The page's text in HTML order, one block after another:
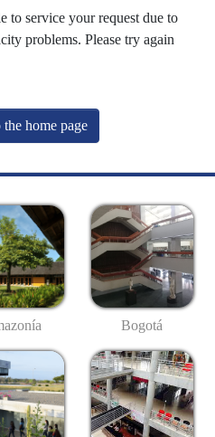
to service your request due to
problems. Please try again
the home page
Bogotá